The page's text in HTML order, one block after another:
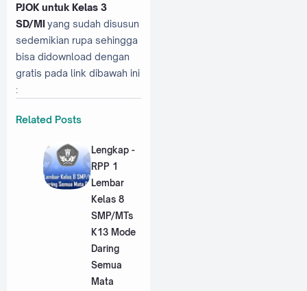
PJOK untuk Kelas 3
SD/MIyang sudah disusun
sedemikian rupa sehingga
bisa didownload dengan
gratis pada link dibawah ini
:
Related Posts
Lengkap -
RPP 1
Lembar
Kelas 8
SMP/MTs
K13 Mode
Daring
Semua
Mata